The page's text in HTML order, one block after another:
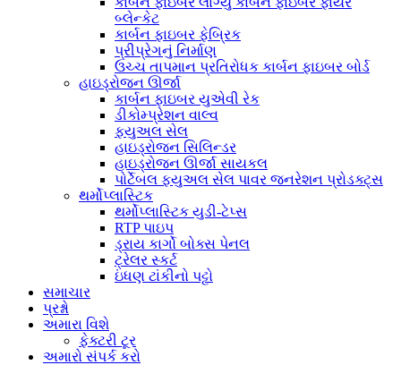
બ્લેન્કેટ
કાર્બન ફાઇબર ફેબ્રિક
પ્રીપ્રેગનું નિર્માણ
ઉચ્ચ તાપમાન પ્રતિરોધક કાર્બન ફાઇબર બોર્ડ
હાઇડ્રોજન ઊર્જા
કાર્બન ફાઇબર યુએવી રેક
ડીકોમ્પ્રેશન વાલ્વ
ફ્યુઅલ સેલ
હાઇડ્રોજન સિલિન્ડર
હાઇડ્રોજન ઊર્જા સાયકલ
પોર્ટેબલ ફ્યુઅલ સેલ પાવર જનરેશન પ્રોડક્ટ્સ
થર્મોપ્લાસ્ટિક
થર્મોપ્લાસ્ટિક યુડી-ટેપ્સ
RTP પાઇપ
ડ્રાય કાર્ગો બોક્સ પેનલ
ટ્રેલર સ્કર્ટ
ઇંધણ ટાંકીનો પટ્ટો
સમાચાર
પ્રશ્નો
અમારા વિશે
ફેક્ટરી ટૂર
અમારો સંપર્ક કરો